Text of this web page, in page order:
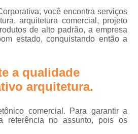
Projeto Biofílico
Arquitetura de
Arquitetura de Salas
Arquitetura para Sala
Escritório Arquitetura
Escritório de Arquitetura
Escritório de Arquitetura
Escritório de
você encontra serviços
arquitetura comercial, projeto
de alto padrão, a empresa
estado, conquistando então a
a qualidade
arquitetura.
comercial. Para garantir a
referência no assunto, pois os